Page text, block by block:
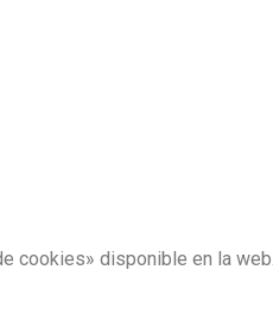
cookies» disponible en la web.